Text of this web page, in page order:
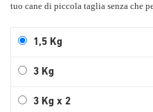
tuo cane di piccola taglia senza che
1,5 Kg
3 Kg
3 Kg x 2